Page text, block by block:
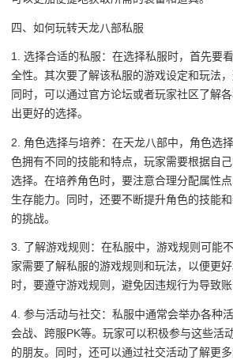
四、如何玩转天龙八部私服
1. 选择合适的私服：在选择私服时，首先要
全性。其次要了解该私服的游戏设定和玩法，
同时，可以通过官方论坛或者玩家社区了解
出更好的选择。
2. 角色选择与培养：在天龙八部中，角色选
色拥有不同的技能和特点，玩家需要根据自
选择。在培养角色时，要注意合理分配属性
生存能力。同时，还要不断提升角色的技能
的挑战。
3. 了解游戏规则：在私服中，游戏规则可能
家需要了解私服的游戏规则和玩法，以便更
时，要遵守游戏规则，避免因违规行为导致账
4. 参与活动与社交：私服中通常会举办各种
会战、跨服PK等。玩家可以积极参与这些活
的朋友。同时，还可以通过社交活动了解更